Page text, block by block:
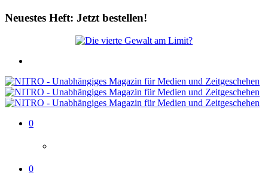
Neuestes Heft: Jetzt bestellen!
0
0